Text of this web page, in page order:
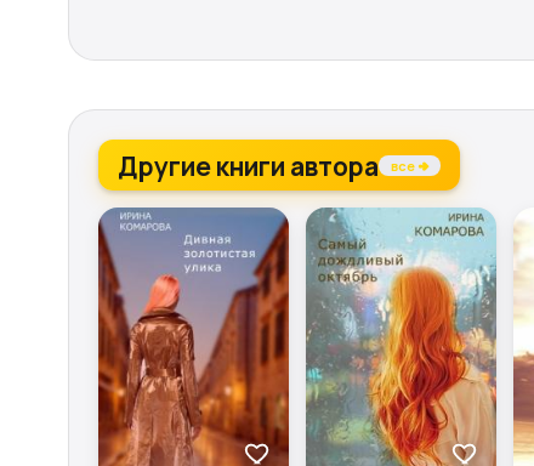
Другие книги автора все →